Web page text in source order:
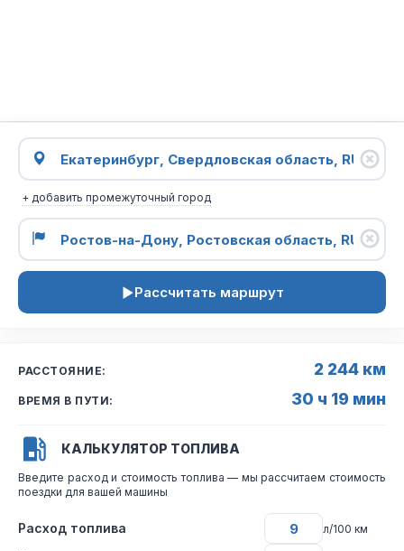
+ добавить промежуточный город
Рассчитать маршрут
РАССТОЯНИЕ: 2 244 км
ВРЕМЯ В ПУТИ: 30 ч 19 мин
КАЛЬКУЛЯТОР ТОПЛИВА
Введите расход и стоимость топлива — мы рассчитаем стоимость
поездки для вашей машины
Расход топлива л/100 км